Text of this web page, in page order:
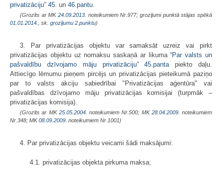
privatizāciju” 45. un 46.pantu
(Grozīts ar MK 24.09.2013. noteikumiem Nr.977; grozījumi punktā stājas spēkā
01.01.2014.
, sk. grozījumu 2.punktu)
3. Par privatizācijas objektu var samaksāt uzreiz vai pirkt
privatizācijas objektu uz nomaksu saskaņā ar likuma “Par valsts un
pašvaldību dzīvojamo māju privatizāciju”45.panta piekto daļu.
Attiecīgo lēmumu pieņem pircējs un privatizācijas pieteikumā paziņo
par to valsts akciju sabiedrībai "Privatizācijas aģentūra" vai
pašvaldības dzīvojamo māju privatizācijas komisijai (turpmāk –
privatizācijas komisija).
(Grozīts ar MK 25.05.2004. noteikumiem Nr.500; MK 28.04.2009. noteikumiem
Nr.348; MK08.09.2009. noteikumiem Nr.1001)
4. Par privatizācijas objektu veicami šādi maksājumi:
4.1. privatizācijas objekta pirkuma maksa;